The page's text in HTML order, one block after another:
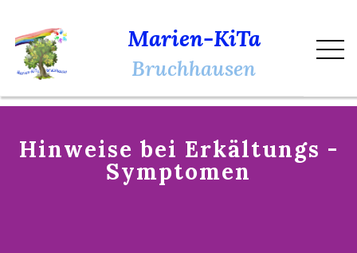
Marien-KiTa
Bruchhausen
Hinweise bei Erkältungs -
Symptomen